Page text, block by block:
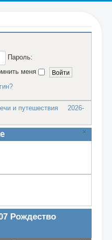
Пароль:
меня
и путешествия
2026-
×
Рождество